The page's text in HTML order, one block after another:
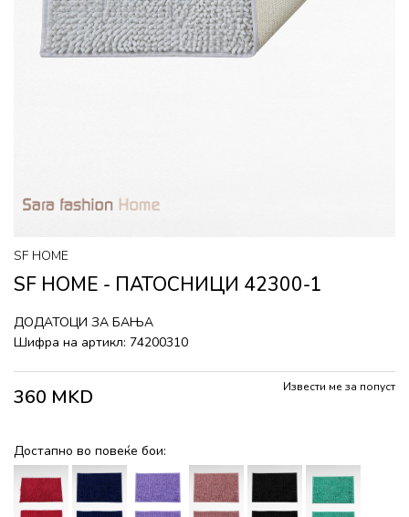
SF HOME
SF HOME - ПАТОСНИЦИ 42300-1
ДОДАТОЦИ ЗА БАЊА
Шифра на артикл: 74200310
360 MKD Извести ме за попуст
Достапно во повеќе бои: